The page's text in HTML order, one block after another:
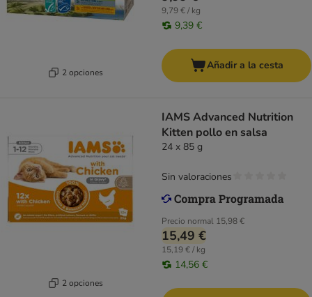
2 opciones
9,79 € / kg
9,39 €
Añadir a la cesta
2 opciones
IAMS Advanced Nutrition
Kitten pollo en salsa
24 x 85 g
Precio normal 15,98 €
15,49 €
15,19 € / kg
14,56 €
Sin valoraciones